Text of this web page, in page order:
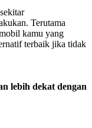
Terutama
kamu yang
terbaik jika tidak
lebih dekat dengan